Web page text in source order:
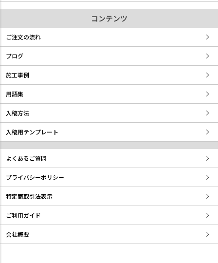
コンテンツ
ご注文の流れ
ブログ
施工事例
用語集
入稿方法
入稿用テンプレート
よくあるご質問
プライバシーポリシー
特定商取引法表示
ご利用ガイド
会社概要